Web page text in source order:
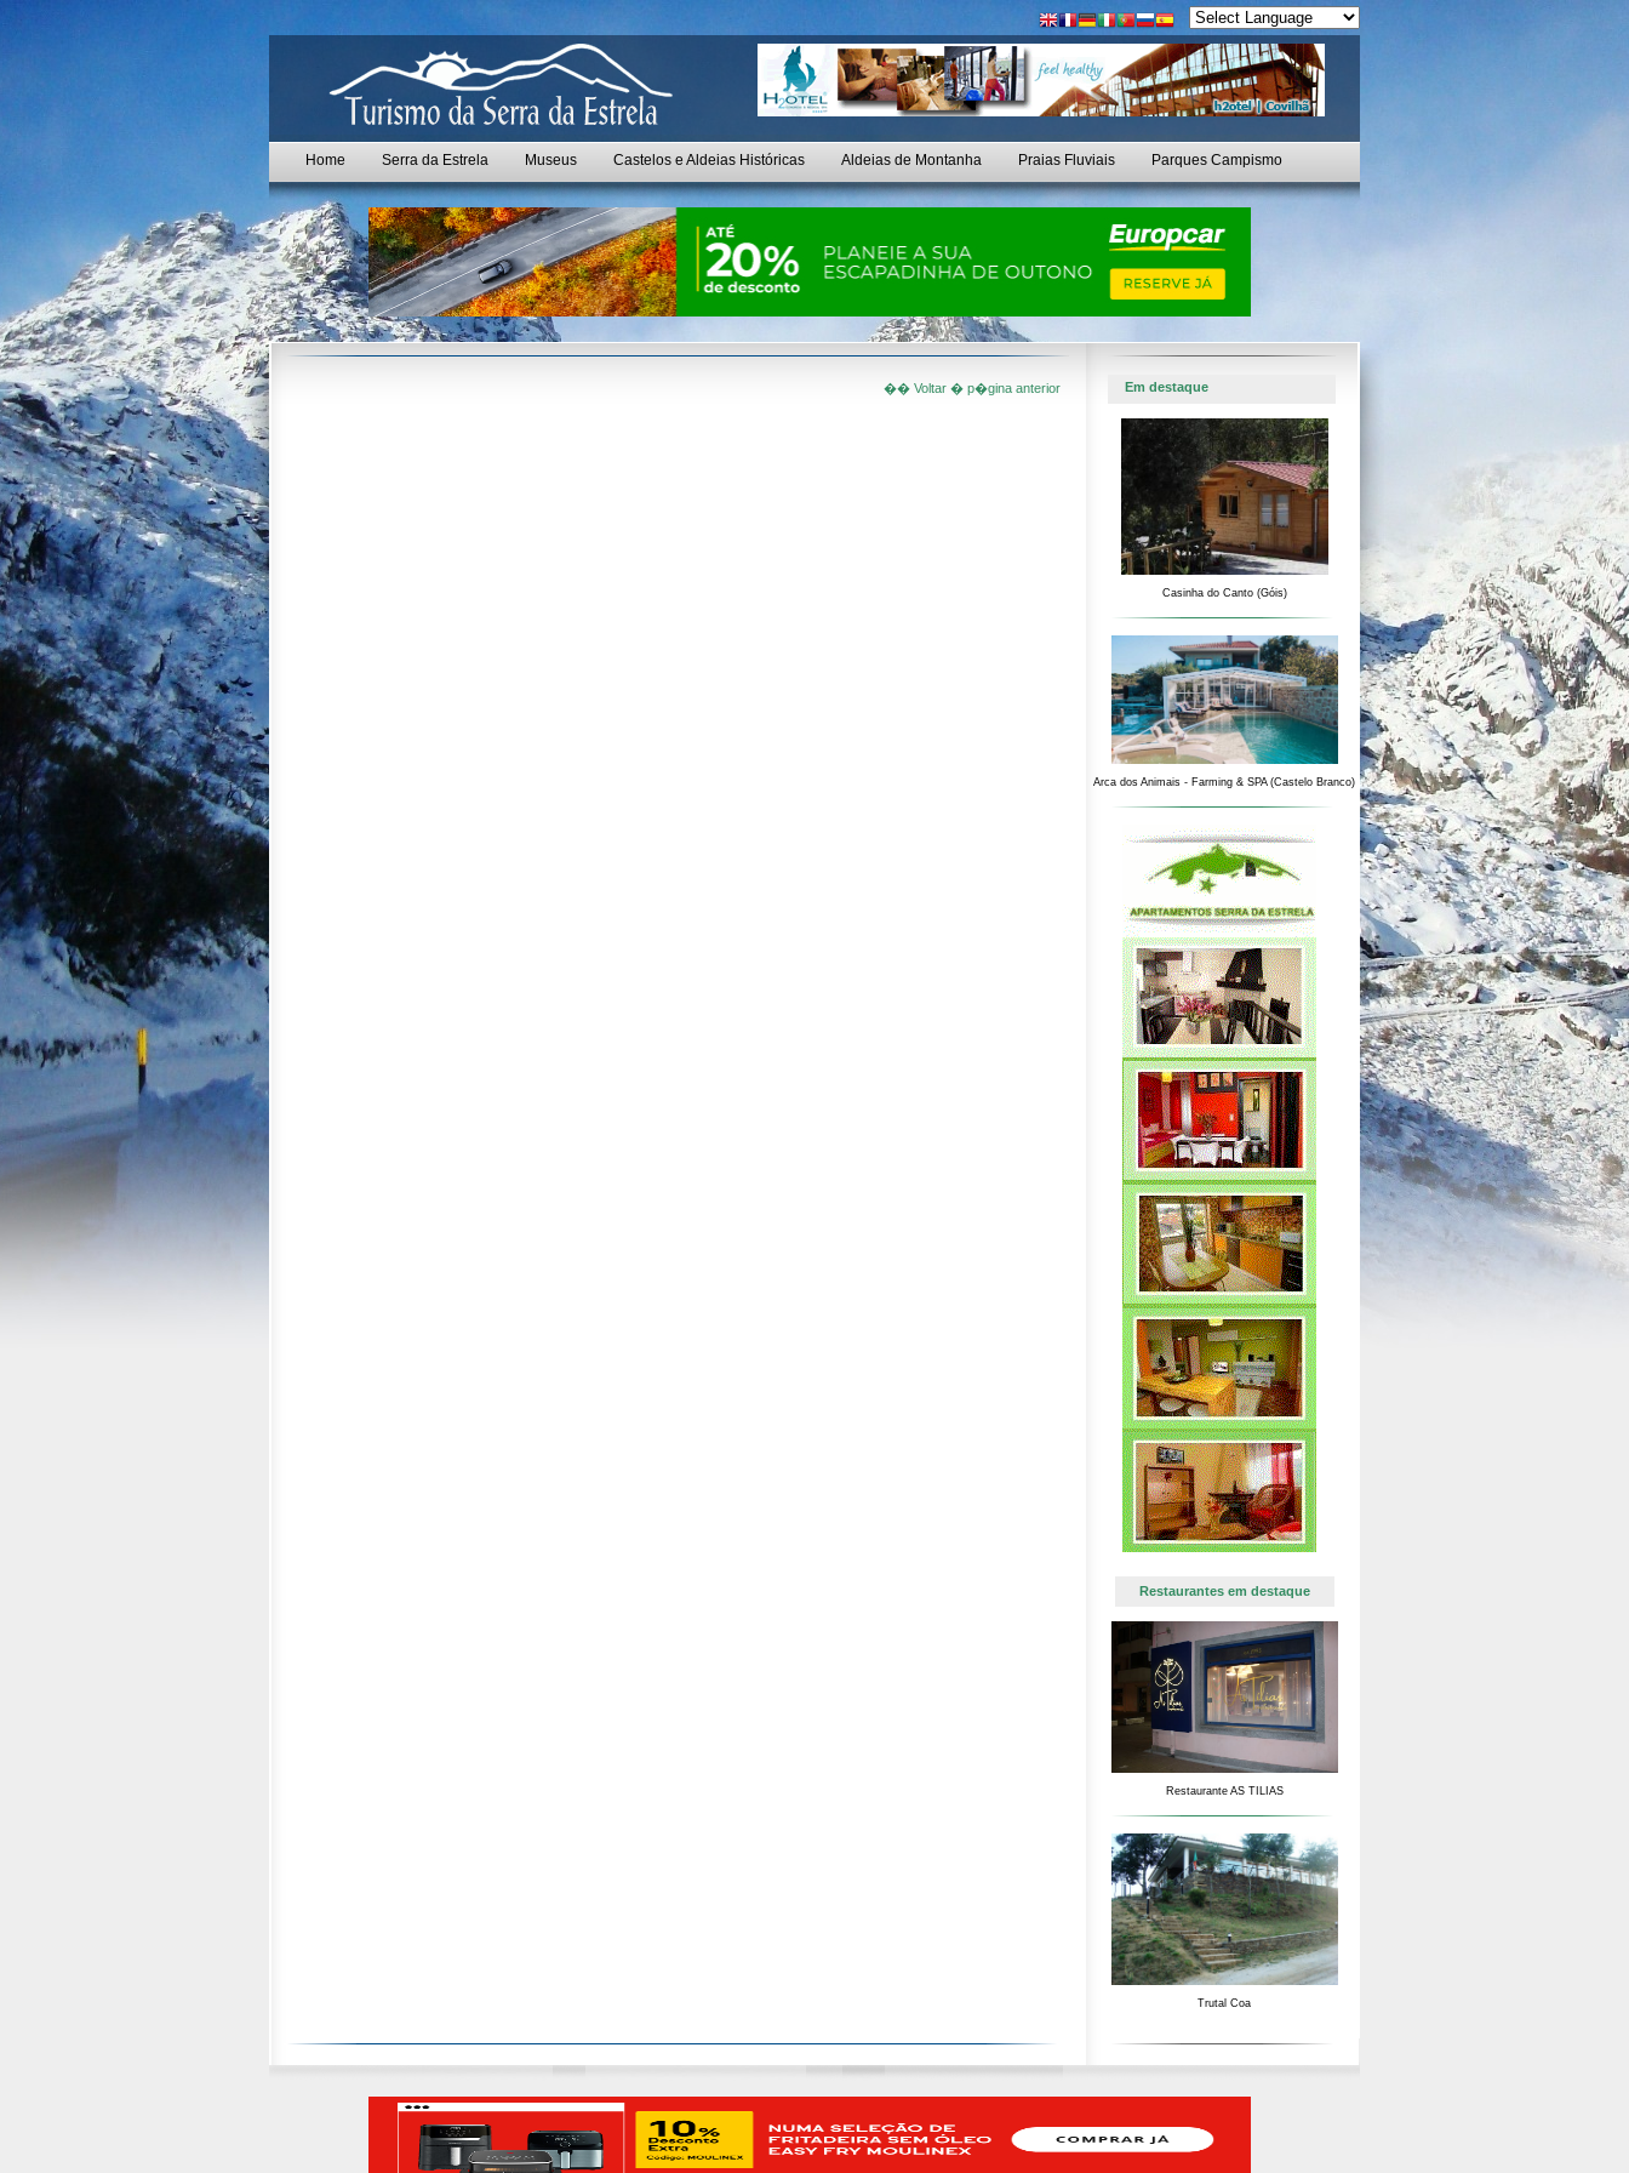
Home Serra da Estrela Museus Castelos e Aldeias Históricas Aldeias de Montanha Praias Fluviais Parques Campismo
�� Voltar � p�gina anterior Em destaque
Casinha do Canto (Góis)
Arca dos Animais - Farming & SPA (Castelo Branco)
Restaurantes em destaque
Restaurante AS TILIAS
Trutal Coa